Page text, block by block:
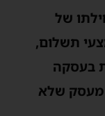
של
תשלום,
בעסקה
טלפונית באותו היום בסך 3,848₪ מעסק שלא